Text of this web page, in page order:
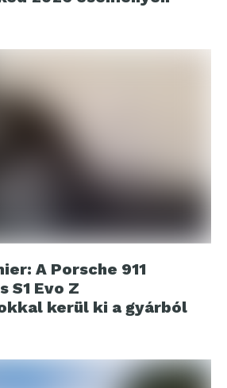
A Porsche 911
S1 Evo Z
kerül ki a gyárból